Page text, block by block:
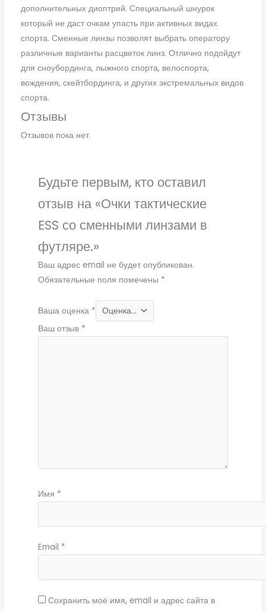
дополнительных диоптрий. Специальный шнурок
который не даст очкам упасть при активных видах
спорта. Сменные линзы позволят выбрать оператору
различные варианты расцветок линз. Отлично подойдут
для сноубординга, лыжного спорта, велоспорта,
вождения, скейтбординга, и других экстремальных видов
спорта.
Отзывы
Отзывов пока нет.
Будьте первым, кто оставил
отзыв на «Очки тактические
ESS со сменными линзами в
футляре.»
Ваш адрес email не будет опубликован.
Обязательные поля помечены *
Ваша оценка *
Ваш отзыв *
Имя *
Email *
Сохранить моё имя, email и адрес сайта в